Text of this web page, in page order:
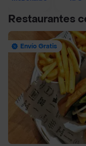
Restaurantes
Envío Gratis